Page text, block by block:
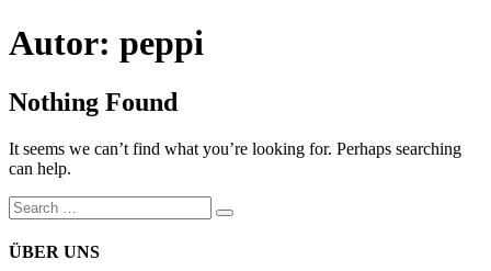
Autor: peppi
Nothing Found
It seems we can’t find what you’re looking for. Perhaps searching
can help.
Search
for:
Search
ÜBER UNS